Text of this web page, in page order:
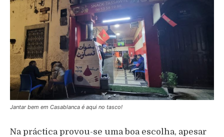
Jantar bem em Casablanca é aqui no tasco!
Na práctica provou-se uma boa escolha, apesar